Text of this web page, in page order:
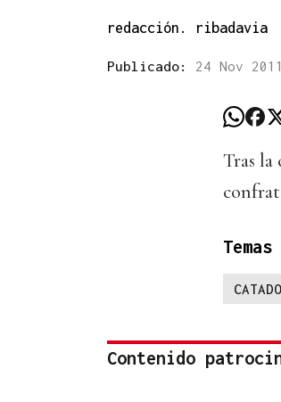
redacción. ribadavia
Publicado: 24 Nov
Tras la
Contenido